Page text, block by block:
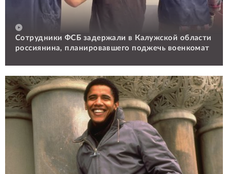
Сотрудники ФСБ задержали в Калужской области
россиянина, планировавшего поджечь военкомат